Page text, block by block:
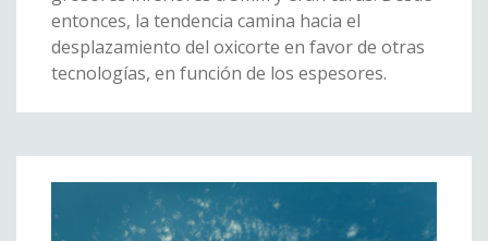
entonces, la tendencia camina hacia el
desplazamiento del oxicorte en favor de otras
tecnologías, en función de los espesores.